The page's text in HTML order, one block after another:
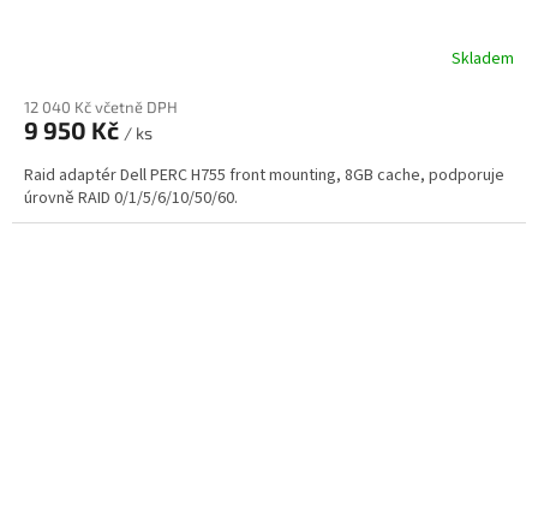
Skladem
12 040 Kč včetně DPH
9 950 Kč / ks
Raid adaptér Dell PERC H755 front mounting, 8GB cache, podporuje
úrovně RAID 0/1/5/6/10/50/60.